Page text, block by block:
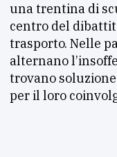
una trentina di
centro del
trasporto. Nelle
alternano
trovano
per il loro